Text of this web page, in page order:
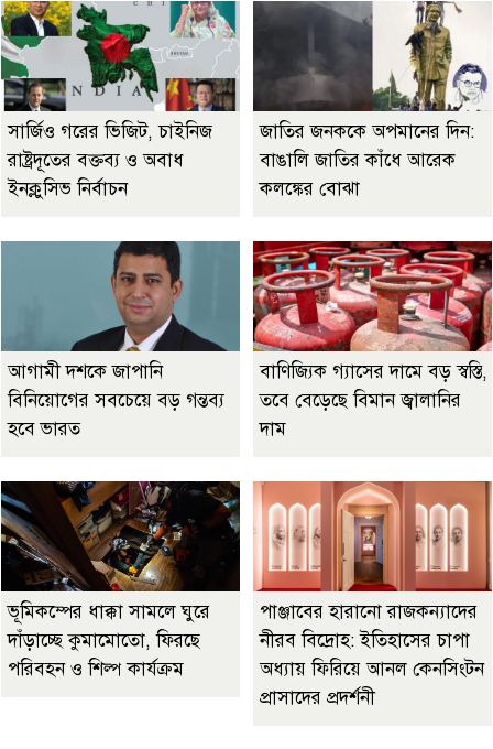
সার্জিও গরের ভিজিট, চাইনিজ
রাষ্ট্রদূতের বক্তব্য ও অবাধ
ইনক্লুসিভ নির্বাচন
জাতির জনককে অপমানের দিন:
বাঙালি জাতির কাঁধে আরেক
কলঙ্কের বোঝা
আগামী দশকে জাপানি
বিনিয়োগের সবচেয়ে বড় গন্তব্য
হবে ভারত
বাণিজ্যিক গ্যাসের দামে বড় স্বস্তি,
তবে বেড়েছে বিমান জ্বালানির
দাম
ভূমিকম্পের ধাক্কা সামলে ঘুরে
দাঁড়াচ্ছে কুমামোতো, ফিরছে
পরিবহন ও শিল্প কার্যক্রম
পাঞ্জাবের হারানো রাজকন্যাদের
নীরব বিদ্রোহ: ইতিহাসের চাপা
অধ্যায় ফিরিয়ে আনল কেনসিংটন
প্রাসাদের প্রদর্শনী